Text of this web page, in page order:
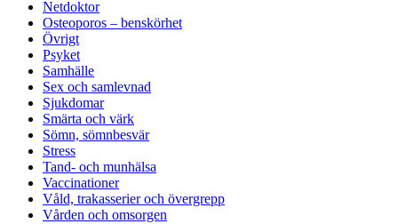
Netdoktor
Osteoporos – benskörhet
Övrigt
Psyket
Samhälle
Sex och samlevnad
Sjukdomar
Smärta och värk
Sömn, sömnbesvär
Stress
Tand- och munhälsa
Vaccinationer
Våld, trakasserier och övergrepp
Vården och omsorgen